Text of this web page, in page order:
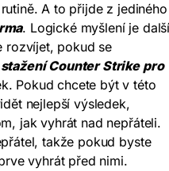
A to přijde z jediného
. Logické myšlení je
rozvíjet, pokud se
Counter Strike pro
Pokud chcete být v této
nejlepší výsledek,
jak vyhrát nad nepřáteli.
takže pokud byste
vyhrát před nimi.